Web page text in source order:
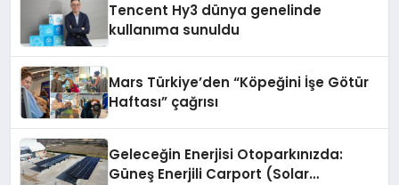
Tencent Hy3 dünya genelinde
kullanıma sunuldu
Mars Türkiye’den “Köpeğini İşe Götür
Haftası” çağrısı
Geleceğin Enerjisi Otoparkınızda:
Güneş Enerjili Carport (Solar